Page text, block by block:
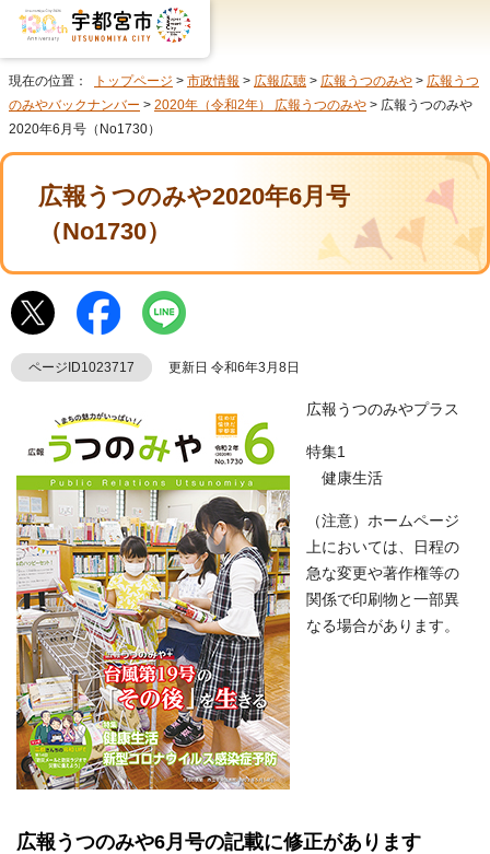
現在の位置： トップページ > 市政情報 > 広報広聴 > 広報うつのみや > 広報うつ
のみやバックナンバー > 2020年（令和2年） 広報うつのみや > 広報うつのみや
2020年6月号（No1730）
広報うつのみや2020年6月号
（No1730）
ページID1023717 更新日 令和6年3月8日
広報うつのみやプラス
特集1
健康生活
（注意）ホームページ
上においては、日程の
急な変更や著作権等の
関係で印刷物と一部異
なる場合があります。
広報うつのみや6月号の記載に修正があります